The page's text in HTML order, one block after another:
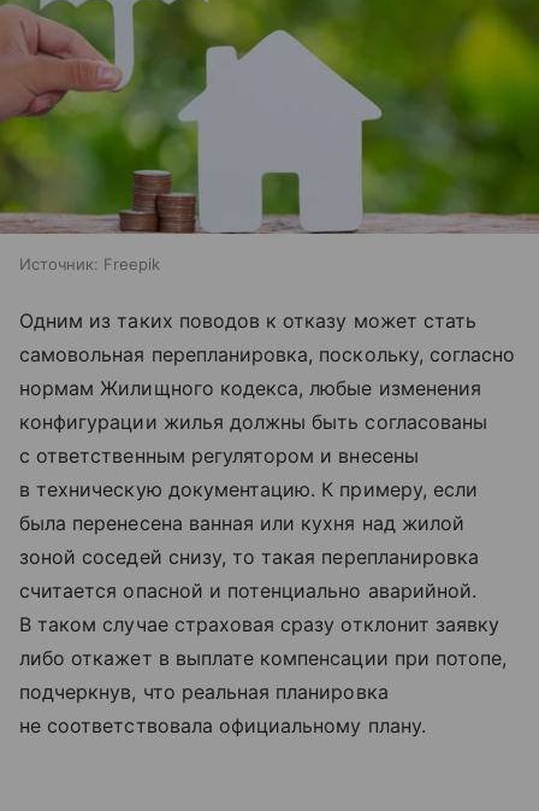
Источник: Freepik
Одним из таких поводов к отказу может стать
самовольная перепланировка, поскольку, согласно
нормам Жилищного кодекса, любые изменения
конфигурации жилья должны быть согласованы
с ответственным регулятором и внесены
в техническую документацию. К примеру, если
была перенесена ванная или кухня над жилой
зоной соседей снизу, то такая перепланировка
считается опасной и потенциально аварийной.
В таком случае страховая сразу отклонит заявку
либо откажет в выплате компенсации при потопе,
подчеркнув, что реальная планировка
не соответствовала официальному плану.